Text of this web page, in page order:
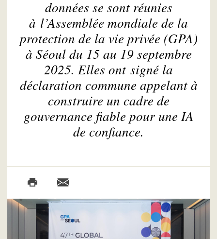
données se sont réunies
à l’Assemblée mondiale de la
protection de la vie privée (GPA)
à Séoul du 15 au 19 septembre
2025. Elles ont signé la
déclaration commune appelant à
construire un cadre de
gouvernance fiable pour une IA
de confiance.